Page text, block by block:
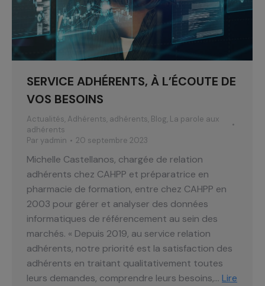
SERVICE ADHÉRENTS, À L’ÉCOUTE DE
VOS BESOINS
Actualités, Adhérents, adhérents, Blog, La parole aux
adhérents
Par yadmin 20 septembre 2023
Michelle Castellanos, chargée de relation
adhérents chez CAHPP et préparatrice en
pharmacie de formation, entre chez CAHPP en
2003 pour gérer et analyser des données
informatiques de référencement au sein des
marchés. « Depuis 2019, au service relation
adhérents, notre priorité est la satisfaction des
adhérents en traitant qualitativement toutes
leurs demandes, comprendre leurs besoins,… Lire